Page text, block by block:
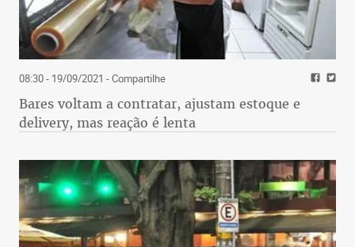
08:30 - 19/09/2021 - Compartilhe
Bares voltam a contratar, ajustam estoque e
delivery, mas reação é lenta